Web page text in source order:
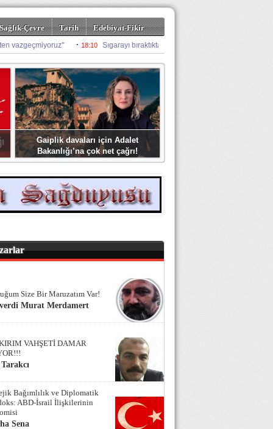
Sağlık-Çevre Tarih Edebiyat-Fikir
Gaiplik davaları için Adalet
Bakanlığı’na çok net çağrı!
Size Bir Maruzatım Var!
Murat Merdamert
VAHŞETİ DAMAR
Bağımlılık ve Diplomatik
ABD-İsrail İlişkilerinin
Sena